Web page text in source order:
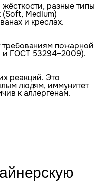
разные типы
(Soft, Medium)
и креслах.
требованиям пожарной
и ГОСТ 53294−2009).
реакций. Это
людям, иммунитет
к аллергенам.